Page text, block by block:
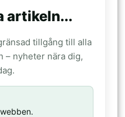
artikeln...
tillgång till alla
– nyheter nära dig,